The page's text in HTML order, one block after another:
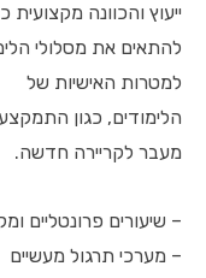
ייעוץ והכוונה מקצועית
להתאים את מסלולי
למטרות האישיות של
הלימודים, כגון
מעבר לקריירה חדשה.
– שיעורים פרונטליים
– מערכי תרגול מעשיים